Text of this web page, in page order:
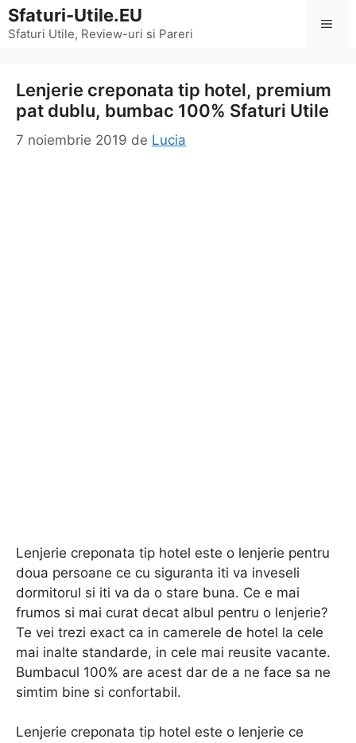
Sari
la
Sfaturi-Utile.EU
Sfaturi Utile, Review-uri si Pareri
Lenjerie creponata tip hotel, premium
pat dublu, bumbac 100% Sfaturi Utile
7 noiembrie 2019 de Lucia
Lenjerie creponata tip hotel este o lenjerie pentru
doua persoane ce cu siguranta iti va inveseli
dormitorul si iti va da o stare buna. Ce e mai
frumos si mai curat decat albul pentru o lenjerie?
Te vei trezi exact ca in camerele de hotel la cele
mai inalte standarde, in cele mai reusite vacante.
Bumbacul 100% are acest dar de a ne face sa ne
simtim bine si confortabil.
Lenjerie creponata tip hotel este o lenjerie ce